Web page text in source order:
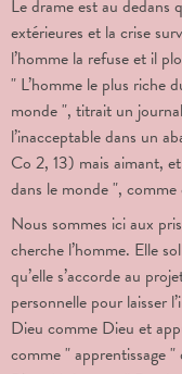
Le drame est au dedans
extérieures et la crise
l’homme la refuse et il
" L’homme le plus riche
monde ", titrait un
l’inacceptable dans un
Co 2, 13) mais aimant,
dans le monde ",
Nous sommes ici aux
cherche l’homme. Elle
qu’elle s’accorde au
personnelle pour laisser
Dieu comme Dieu et
comme " apprentissage